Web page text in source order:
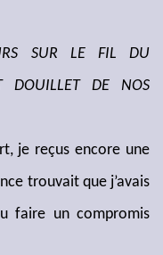
SUR LE FIL DU
DOUILLET DE NOS
je reçus encore une
trouvait que j’avais
faire un compromis